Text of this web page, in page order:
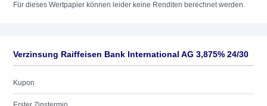
Für dieses Wertpapier können leider keine Renditen berechnet werden.
Verzinsung Raiffeisen Bank International AG 3,875% 24/30
Kupon